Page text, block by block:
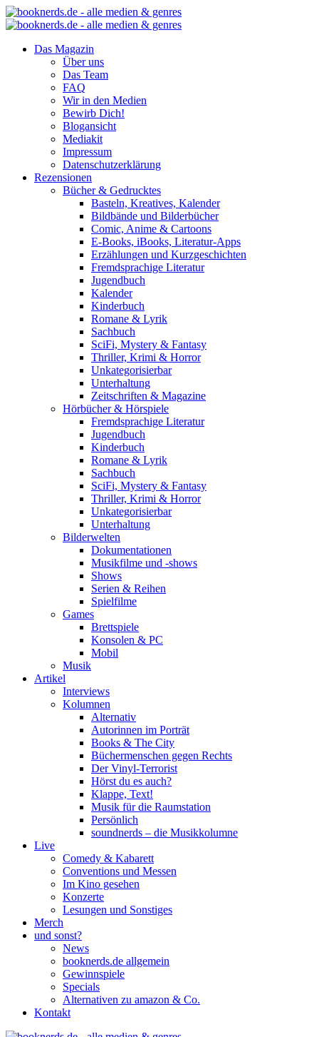
Das Magazin
Über uns
Das Team
FAQ
Wir in den Medien
Bewirb Dich!
Blogansicht
Mediakit
Impressum
Datenschutzerklärung
Rezensionen
Bücher & Gedrucktes
Basteln, Kreatives, Kalender
Bildbände und Bilderbücher
Comic, Anime & Cartoons
E-Books, iBooks, Literatur-Apps
Erzählungen und Kurzgeschichten
Fremdsprachige Literatur
Jugendbuch
Kalender
Kinderbuch
Romane & Lyrik
Sachbuch
SciFi, Mystery & Fantasy
Thriller, Krimi & Horror
Unkategorisierbar
Unterhaltung
Zeitschriften & Magazine
Hörbücher & Hörspiele
Fremdsprachige Literatur
Jugendbuch
Kinderbuch
Romane & Lyrik
Sachbuch
SciFi, Mystery & Fantasy
Thriller, Krimi & Horror
Unkategorisierbar
Unterhaltung
Bilderwelten
Dokumentationen
Musikfilme und -shows
Shows
Serien & Reihen
Spielfilme
Games
Brettspiele
Konsolen & PC
Mobil
Musik
Artikel
Interviews
Kolumnen
Alternativ
Autorinnen im Porträt
Books & The City
Büchermenschen gegen Rechts
Der Vinyl-Terrorist
Hörst du es auch?
Klappe, Text!
Musik für die Raumstation
Persönlich
soundnerds – die Musikkolumne
Live
Comedy & Kabarett
Conventions und Messen
Im Kino gesehen
Konzerte
Lesungen und Sonstiges
Merch
und sonst?
News
booknerds.de allgemein
Gewinnspiele
Specials
Alternativen zu amazon & Co.
Kontakt